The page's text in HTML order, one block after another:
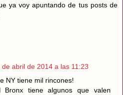
ya voy apuntando de tus posts de
de abril de 2014 a las 11:23
NY tiene mil rincones!
Bronx tiene algunos que valen